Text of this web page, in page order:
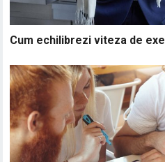
Cum echilibrezi viteza de